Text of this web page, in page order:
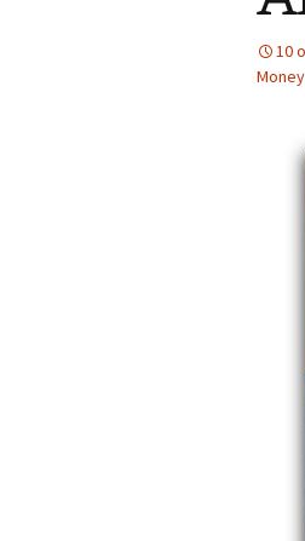
10
Money